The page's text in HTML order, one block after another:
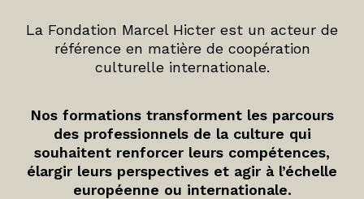
La Fondation Marcel Hicter est un acteur de
référence en matière de coopération
culturelle internationale.
Nos formations transforment les parcours
des professionnels de la culture qui
souhaitent renforcer leurs compétences,
élargir leurs perspectives et agir à l’échelle
européenne ou internationale.